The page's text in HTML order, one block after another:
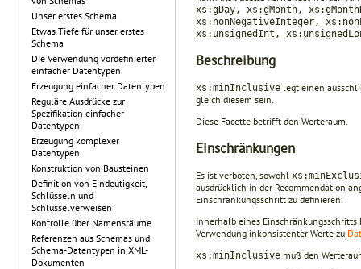
Unser erstes Schema
Etwas Tiefe für unser erstes
Schema
Die Verwendung vordefinierter
einfacher Datentypen
Erzeugung einfacher Datentypen
Reguläre Ausdrücke zur
Spezifikation einfacher
Datentypen
Erzeugung komplexer
Datentypen
Konstruktion von Bausteinen
Definition von Eindeutigkeit,
Schlüsseln und
Schlüsselverweisen
Kontrolle über Namensräume
Referenzen aus Schemas und
Schema-Datentypen in XML-
Dokumenten
xs:gDay, xs:gMonth,
xs:nonNegativeInteger,
xs:unsignedInt,
Beschreibung
xs:minInclusive legt einen
gleich diesem sein.
Diese Facette betrifft den Werteraum.
Einschränkungen
Es ist verboten, sowohl
ausdrücklich in der Recommendation
Einschränkungsschritt zu definieren.
Innerhalb eines
Verwendung inkonsistenter Werte zu
xs:minInclusive muß den